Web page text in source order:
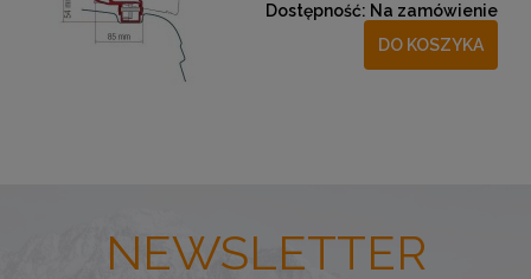
Dostępność: Na zamówienie
DO KOSZYKA
NEWSLETTER